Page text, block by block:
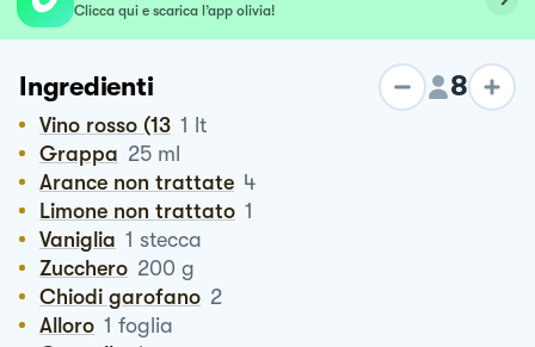
Clicca qui e scarica l’app olivia!
Ingredienti 8
Vino rosso (13 1 lt
Grappa 25 ml
Arance non trattate 4
Limone non trattato 1
Vaniglia 1 stecca
Zucchero 200 g
Chiodi garofano 2
Alloro 1 foglia